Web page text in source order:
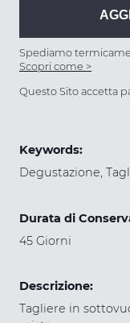
quantità
Spediamo
Scopri come >
Questo Sito accetta
Keywords:
Degustazione,
Durata di
45 Giorni
Descrizione:
Tagliere in